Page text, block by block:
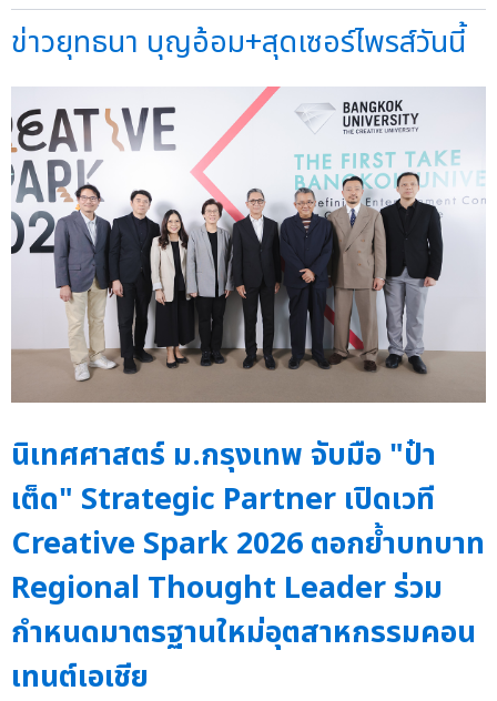
ข่าวยุทธนา บุญอ้อม+สุดเซอร์ไพรส์วันนี้
นิเทศศาสตร์ ม.กรุงเทพ จับมือ "ป๋า
เต็ด" Strategic Partner เปิดเวที
Creative Spark 2026 ตอกย้ำบทบาท
Regional Thought Leader ร่วม
กำหนดมาตรฐานใหม่อุตสาหกรรมคอน
เทนต์เอเชีย